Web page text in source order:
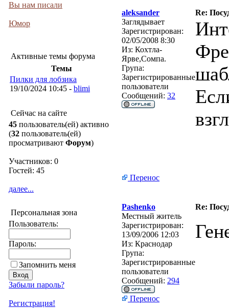
Вы нам писали
Юмор
Активные темы форума
Темы
Пилки для лобзика
19/10/2024 10:45 - blimi
Сейчас на сайте
45 пользователь(ей) активно
(32 пользователь(ей)
просматривают Форум)
Участников: 0
Гостей: 45
далее...
Персональная зона
Пользователь:
Пароль:
Запомнить меня
Забыли пароль?
Регистрация!
aleksander
Re:
Заглядывает
Зарегистрирован:
02/05/2008 8:30
Из: Кохтла-
Ярве,Сомпа.
Група:
Зарегистрированные
пользователи
Сообщений: 32
Перенос
Pashenko
Re:
Местный житель
Зарегистрирован:
13/09/2006 12:03
Из: Краснодар
Група:
Зарегистрированные
пользователи
Сообщений: 294
Перенос